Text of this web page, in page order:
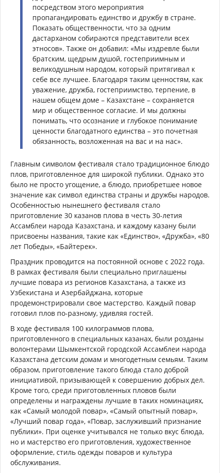
посредством этого мероприятия
пропагандировать единство и дружбу в стране.
Показать общественности, что за одним
дастарханом собираются представители всех
этносов». Также он добавил: «Мы издревле были
братским, щедрым душой, гостеприимным и
великодушным народом, который притягивал к
себе все лучшее. Благодаря таким ценностям, как
уважение, дружба, гостеприимство, терпение, в
нашем общем доме – Казахстане – сохраняется
мир и общественное согласие. И мы должны
понимать, что осознание и глубокое понимание
ценности благодатного единства – это почетная
обязанность, возложенная на вас и на нас».
Главным символом фестиваля стало традиционное блюдо
плов, приготовленное для широкой публики. Однако это
было не просто угощение, а блюдо, приобретшее новое
значение как символ единства страны и дружбы народов.
Особенностью нынешнего фестиваля стало
приготовление 30 казанов плова в честь 30-летия
Ассамблеи народа Казахстана, и каждому казану были
присвоены названия, такие как «Единство», «Дружба», «80
лет Победы», «Байтерек».
Праздник проводится на постоянной основе с 2022 года.
В рамках фестиваля были специально приглашены
лучшие повара из регионов Казахстана, а также из
Узбекистана и Азербайджана, которые
продемонстрировали свое мастерство. Каждый повар
готовил плов по-разному, удивляя гостей.
В ходе фестиваля 100 килограммов плова,
приготовленного в специальных казанах, были розданы
волонтерами Шымкентской городской Ассамблеи народа
Казахстана детским домам и многодетным семьям. Таким
образом, приготовление такого блюда стало доброй
инициативой, призывающей к совершению добрых дел.
Кроме того, среди приготовленных пловов были
определены и награждены лучшие в таких номинациях,
как «Самый молодой повар», «Самый опытный повар»,
«Лучший повар года», «Повар, заслуживший признание
публики». При оценке учитывался не только вкус блюда,
но и мастерство его приготовления, художественное
оформление, стиль одежды поваров и культура
обслуживания.